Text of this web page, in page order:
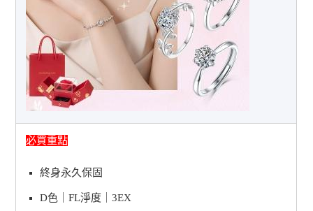
必買重點
終身永久保固
D色｜FL淨度｜3EX